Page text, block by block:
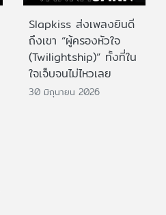
Slapkiss ส่งเพลงยินดี
ถึงเขา “ผู้ครองหัวใจ
(Twilightship)” ทั้งที่ใน
ใจเจ็บจนไม่ไหวเลย
30 มิถุนายน 2026